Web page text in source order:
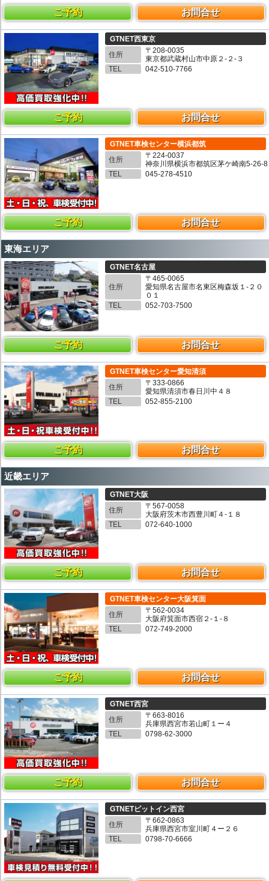
ご予約 お問合せ
GTNET西東京
住所
〒208-0035
東京都武蔵村山市中原２-２-３
TEL
042-510-7766
ご予約 お問合せ
GTNET車検センター横浜都筑
住所
〒224-0037
神奈川県横浜市都筑区茅ケ崎南5-26-8
TEL
045-278-4510
ご予約 お問合せ
東海エリア
GTNET名古屋
住所
〒465-0065
愛知県名古屋市名東区梅森坂１-２０
０１
TEL
052-703-7500
ご予約 お問合せ
GTNET車検センター愛知清須
住所
〒333-0866
愛知県清須市春日川中４８
TEL
052-855-2100
ご予約 お問合せ
近畿エリア
GTNET大阪
住所
〒567-0058
大阪府茨木市西豊川町４-１８
TEL
072-640-1000
ご予約 お問合せ
GTNET車検センター大阪箕面
住所
〒562-0034
大阪府箕面市西宿２-１-８
TEL
072-749-2000
ご予約 お問合せ
GTNET西宮
住所
〒663-8016
兵庫県西宮市若山町１ー４
TEL
0798-62-3000
ご予約 お問合せ
GTNETピットイン西宮
住所
〒662-0863
兵庫県西宮市室川町４ー２６
TEL
0798-70-6666